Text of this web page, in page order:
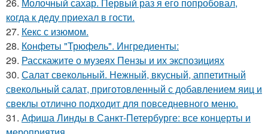
26. Молочный сахар. Первый раз я его попробовал,
когда к деду приехал в гости.
27. Кекс с изюмом.
28. Конфеты "Трюфель". Ингредиенты:
29. Расскажите о музеях Пензы и их экспозициях
30. Салат свекольный. Нежный, вкусный, аппетитный
свекольный салат, приготовленный с добавлением яиц и
свеклы отлично подходит для повседневного меню.
31. Афиша Линды в Санкт-Петербурге: все концерты и